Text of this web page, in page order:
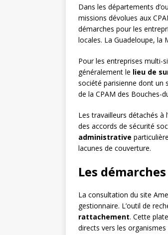
Dans les départements
missions dévolues aux
démarches pour les
locales. La Guadeloupe, la
Pour les entreprises multi-
généralement le lieu de
société parisienne dont un
de la CPAM des Bouches-
Les travailleurs détachés à
des accords de sécurité
administrative
lacunes de couverture.
Les
La consultation du site
gestionnaire. L’outil de
rattachement. Cette
directs vers les